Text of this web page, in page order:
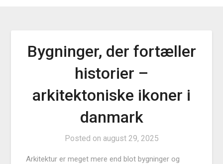
Bygninger, der fortæller
historier –
arkitektoniske ikoner i
danmark
Posted on august 29, 2025
Arkitektur er meget mere end blot bygninger og